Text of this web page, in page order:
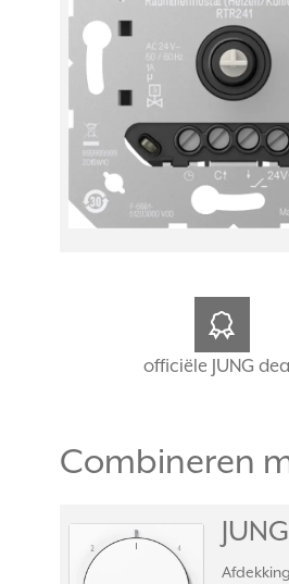
officiële JUNG
Combineren